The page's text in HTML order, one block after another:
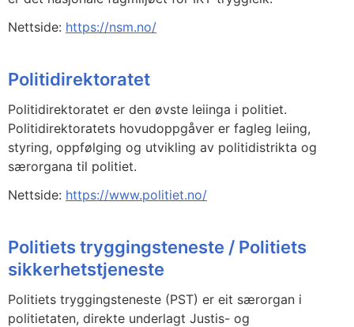
Nettside: https://nsm.no/
Politidirektoratet
Politidirektoratet er den øvste leiinga i politiet.
Politidirektoratets hovudoppgåver er fagleg leiing,
styring, oppfølging og utvikling av politidistrikta og
særorgana til politiet.
Nettside: https://www.politiet.no/
Politiets tryggingsteneste / Politiets
sikkerhetstjeneste
Politiets tryggingsteneste (PST) er eit særorgan i
politietaten, direkte underlagt Justis- og